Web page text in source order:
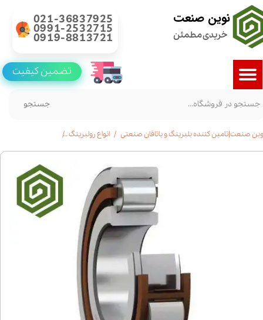
نوین صنعت
خریدی مطمئن
021-36837925
0991-2532715
0919-8813721
جستجو
تضمین کیفیت
صنعت|تامین کننده بلبرینگ و یاتاقان صنعتی انواع رولبرینگ